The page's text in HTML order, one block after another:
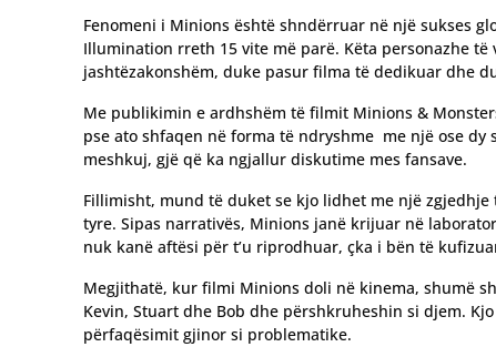
Fenomeni i Minions është shndërruar në një sukses
Illumination rreth 15 vite më parë. Këta personazhe
jashtëzakonshëm, duke pasur filma të dedikuar dhe
Me publikimin e ardhshëm të filmit Minions &
pse ato shfaqen në forma të ndryshme me një ose
meshkuj, gjë që ka ngjallur diskutime mes fansave.
Fillimisht, mund të duket se kjo lidhet me një
tyre. Sipas narrativës, Minions janë krijuar në
nuk kanë aftësi për t’u riprodhuar, çka i bën të
Megjithatë, kur filmi Minions doli në kinema, shumë
Kevin, Stuart dhe Bob dhe përshkruheshin si djem.
përfaqësimit gjinor si problematike.